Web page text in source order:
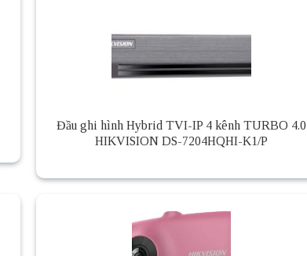
Đầu ghi hình Hybrid TVI-IP 4 kênh TURBO 4.0
HIKVISION DS-7204HQHI-K1/P